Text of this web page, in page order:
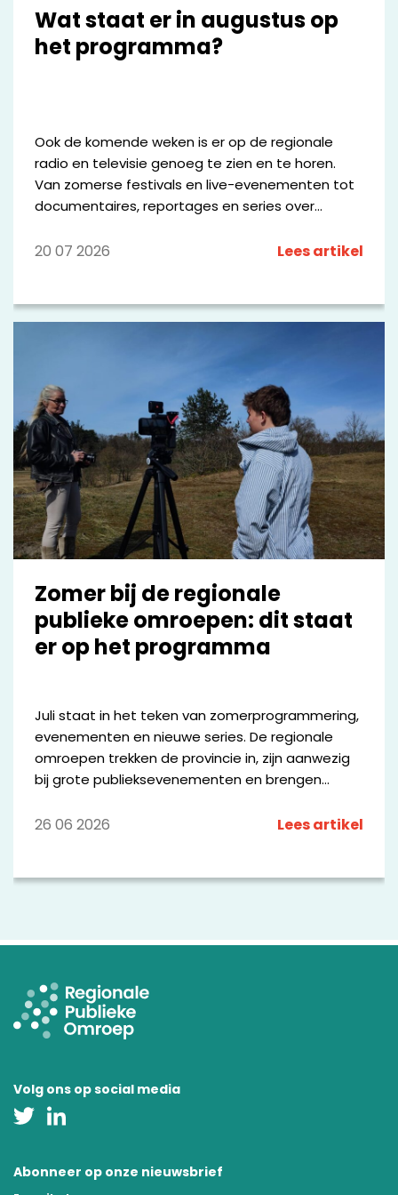
Wat staat er in augustus op
het programma?
Ook de komende weken is er op de regionale
radio en televisie genoeg te zien en te horen.
Van zomerse festivals en live-evenementen tot
documentaires, reportages en series over
zetten een aantal opvallende programma's op
20 07 2026 Lees artikel
Zomer bij de regionale
publieke omroepen: dit staat
er op het programma
Juli staat in het teken van zomerprogrammering,
evenementen en nieuwe series. De regionale
omroepen trekken de provincie in, zijn aanwezig
bij grote publieksevenementen en brengen
op televisie, radio en online.
26 06 2026 Lees artikel
Volg ons op social media
Abonneer op onze nieuwsbrief